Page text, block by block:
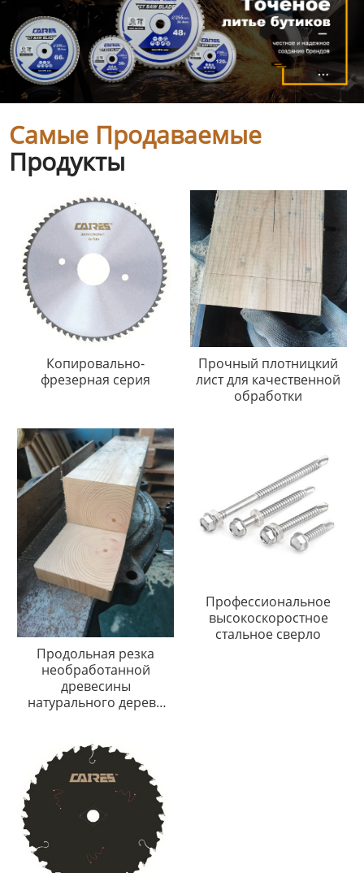
Самые Продаваемые
Продукты
Копировально-
фрезерная серия
Прочный плотницкий
лист для качественной
обработки
Продольная резка
необработанной
древесины
натурального дерева
Профессиональное
высокоскоростное
стальное сверло